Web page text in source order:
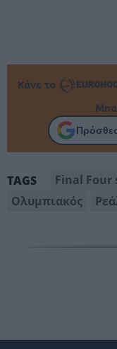
Κάνε το
TAGS Final Four
Ολυμπιακός